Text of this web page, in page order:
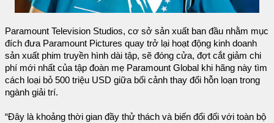
Paramount Television Studios, cơ sở sản xuất ban đầu nhằm mục
đích đưa Paramount Pictures quay trở lại hoạt động kinh doanh
sản xuất phim truyền hình dài tập, sẽ đóng cửa, đợt cắt giảm chi
phí mới nhất của tập đoàn mẹ Paramount Global khi hãng này tìm
cách loại bỏ 500 triệu USD giữa bối cảnh thay đổi hỗn loạn trong
ngành giải trí.
“Đây là khoảng thời gian đầy thử thách và biến đổi đối với toàn bộ